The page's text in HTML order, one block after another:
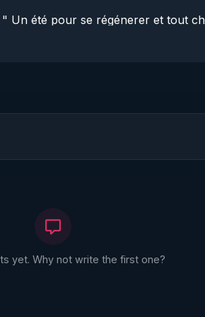
été pour se régénerer et tout
qui diffuse les extracteurs
de Robert Morse ( formateur
yet. Why not write the first one?